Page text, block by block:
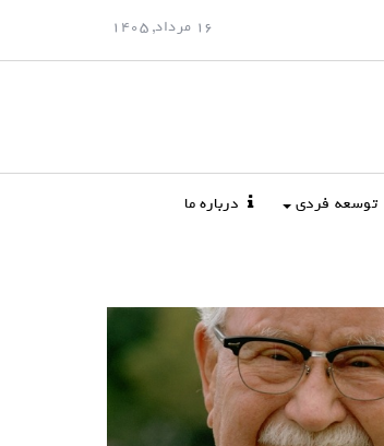
16 مرداد, 1405
توسعه فردی درباره ما